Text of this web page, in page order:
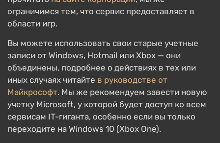
ограничимся тем, что сервис предоставляет в
области игр.
Вы можете использовать свои старые учетные
записи от Windows, Hotmail или Xbox — они
объединены, подробнее о действиях в тех или
иных случаях читайте в руководстве от
Майкрософт. Мы же рекомендуем завести новую
учетку Microsoft, у которой будет доступ ко всем
сервисам IT-гиганта, особенно если вы только
переходите на Windows 10 (Xbox One).